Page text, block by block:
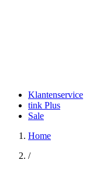
Klantenservice
tink Plus
Sale
Home
/